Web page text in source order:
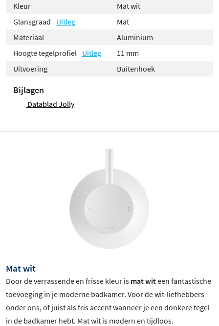
Kleur
Mat wit
Glansgraad
Uitleg
Mat
Materiaal
Aluminium
Hoogte tegelprofiel
Uitleg
11 mm
Uitvoering
Buitenhoek
Bijlagen
Datablad Jolly
Mat wit
Door de verrassende en frisse kleur is mat witeen fantastische
toevoeging in je moderne badkamer. Voor de wit-liefhebbers
onder ons, of juist als fris accent wanneer je een donkere tegel
in de badkamer hebt. Mat wit is modern en tijdloos.